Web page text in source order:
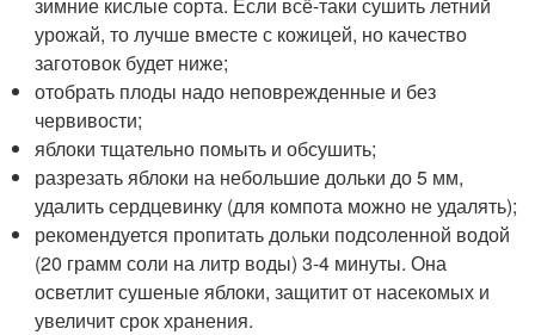
урожай, то лучше вместе с кожицей, но качество
заготовок будет ниже;
отобрать плоды надо неповрежденные и без
червивости;
яблоки тщательно помыть и обсушить;
разрезать яблоки на небольшие дольки до 5 мм,
удалить сердцевинку (для компота можно не удалять);
рекомендуется пропитать дольки подсоленной водой
(20 грамм соли на литр воды) 3-4 минуты. Она
осветлит сушеные яблоки, защитит от насекомых и
увеличит срок хранения.